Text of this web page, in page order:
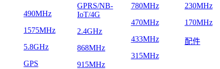
490MHz
1575MHz
5.8GHz
GPS
GPRS/NB-
IoT/4G
2.4GHz
868MHz
915MHz
780MHz
470MHz
433MHz
315MHz
230MHz
170MHz
配件